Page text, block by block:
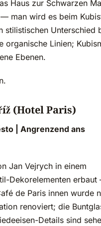
Haus zur Schwarzen
man wird es beim
stilistischen Unterschied
organische Linien;
Ebenen.
(Hotel Paris)
| Angrenzend ans
Jan Vejrych in einem
Dekorelementen
de Paris innen wurde
renoviert; die
Details sind